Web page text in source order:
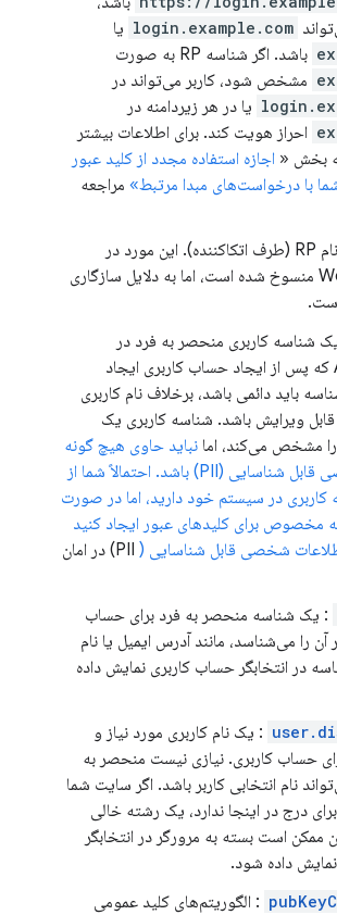
login.example.com یا
باشد. اگر شناسه RP به صورت
مشخص شود، کاربر می‌تواند در
یا در هر زیردامنه در
احراز هویت کند. برای اطلاعات بیشتر
بخش « اجازه استفاده مجدد از کلید عبور
با درخواست‌های مبدا مرتبط» مراجعه
: نام RP (طرف اتکاکننده). این مورد در
WebAuthn L3 منسوخ شده است، اما به دلایل سازگاری
شناسه کاربری منحصر به فرد در
ArrayBuffer که پس از ایجاد حساب کاربری ایجاد
باید دائمی باشد، برخلاف نام کاربری
ویرایش باشد. شناسه کاربری یک
مشخص می‌کند، اما نباید حاوی هیچ گونه
اطلاعات شخصی قابل شناسایی (PII) باشد. احتمالاً شما از
در سیستم خود دارید، اما در صورت
مخصوص برای کلیدهای عبور ایجاد کنید
شخصی قابل شناسایی (
PII) در امان
: یک شناسه منحصر به فرد برای حساب
آن را می‌شناسد، مانند آدرس ایمیل یا نام
در انتخابگر حساب کاربری نمایش داده
: یک نام کاربری مورد نیاز و
حساب کاربری. نیازی نیست منحصر به
نام انتخابی کاربر باشد. اگر سایت شما
درج در اینجا ندارد، یک رشته خالی
ممکن است بسته به مرورگر در انتخابگر
داده شود.
: الگوریتم‌های کلید عمومی